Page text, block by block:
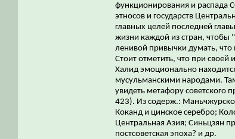
функционирования и распада
этносов и государств
главных целей последней
жизни каждой из стран, чтобы
ленивой привычки думать,
Стоит отметить, что при
Халид эмоционально
мусульманскими народами.
увидеть метафору советского
423). Из содерж.:
Коканд и цинское серебро;
Центральная Азия; Синьцзян
постсоветская эпоха? и др.